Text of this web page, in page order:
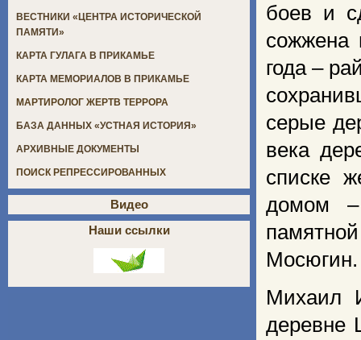
боев и
сожжена
года –
серые
века
списке
домом –
Мосюгин.
Михаил
деревне
ВЕСТНИКИ «ЦЕНТРА ИСТОРИЧЕСКОЙ
ПАМЯТИ»
КАРТА ГУЛАГА В ПРИКАМЬЕ
КАРТА МЕМОРИАЛОВ В ПРИКАМЬЕ
МАРТИРОЛОГ ЖЕРТВ ТЕРРОРА
БАЗА ДАННЫХ «УСТНАЯ ИСТОРИЯ»
АРХИВНЫЕ ДОКУМЕНТЫ
ПОИСК РЕПРЕССИРОВАННЫХ
Видео
Наши ссылки